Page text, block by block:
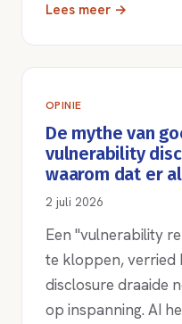
Lees meer →
OPINIE
De mythe van
vulnerability
waarom dat er
2 juli 2026
Een "vulnerability
te kloppen, verried
disclosure draaide
op inspanning. AI